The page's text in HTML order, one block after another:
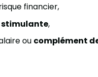
financier,
,
ou complément